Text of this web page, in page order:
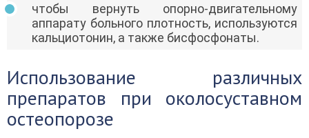
чтобы вернуть опорно-двигательному
аппарату больного плотность, используются
кальциотонин, а также бисфосфонаты.
Использование различных
препаратов при околосуставном
остеопорозе